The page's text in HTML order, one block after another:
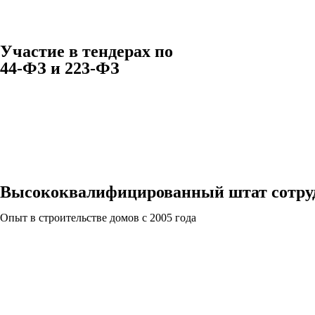
Участие в тендерах по
44-ФЗ и 223-ФЗ
Высококвалифицированный штат
Опыт в строительстве домов с 2005 года